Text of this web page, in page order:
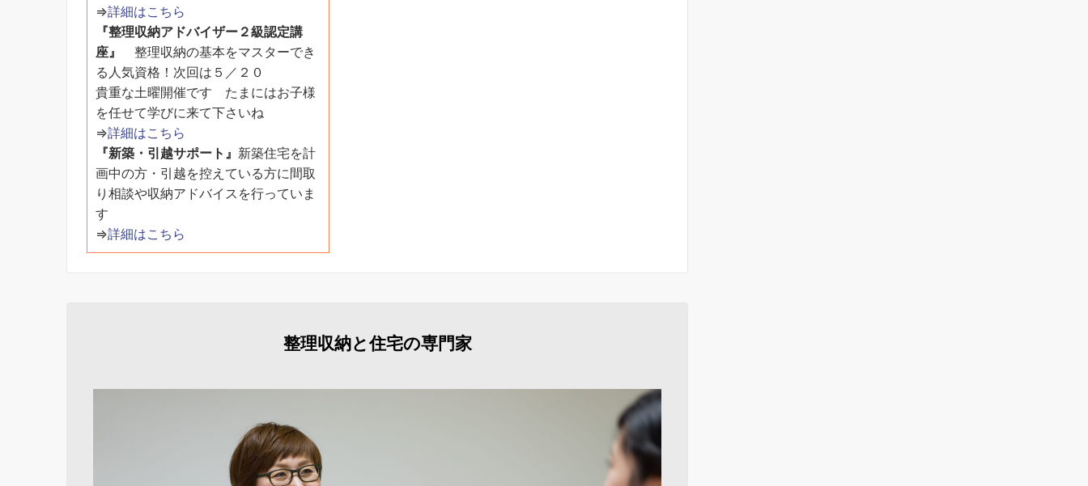
⇒詳細はこちら
『整理収納アドバイザー２級認定講
座』
整理収納の基本をマスターでき
る人気資格！次回は５／２０
貴重な土曜開催です たまにはお子様
を任せて学びに来て下さいね
⇒詳細はこちら
『新築・引越サポート』 新築住宅を計
画中の方・引越を控えている方に間取
り相談や収納アドバイスを行っていま
す
⇒詳細はこちら
整理収納と住宅の専門家